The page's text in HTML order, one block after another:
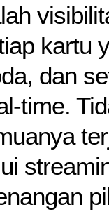
kartu
dan
time.